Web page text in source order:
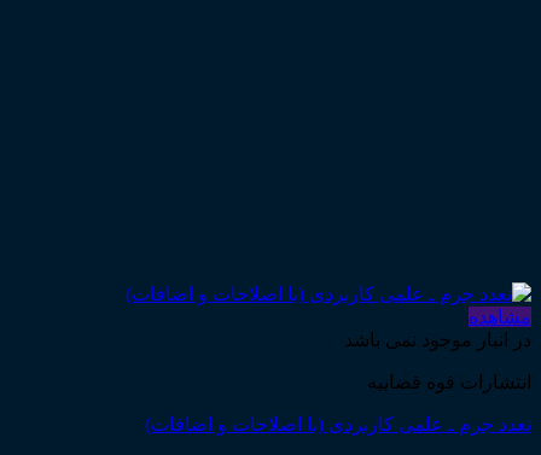
مشاهده
در انبار موجود نمی باشد
انتشارات قوه قضاییه
تعدد جرم ـ علمی کاربردی (با اصلاحات و اضافات)